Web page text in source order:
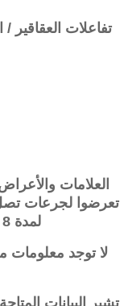
تفاعلات العقاقير
العلامات
لمدة 8 أسابيع عدم وجود سمية
لا توجد
تشير البيانات